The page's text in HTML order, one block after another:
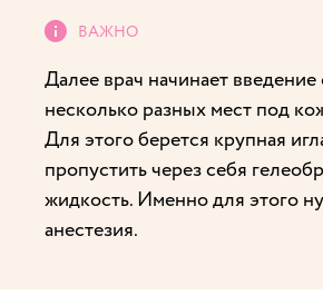
Далее врач начинает
несколько разных мест под
Для этого берется крупная
пропустить через себя
жидкость. Именно для этого
анестезия.